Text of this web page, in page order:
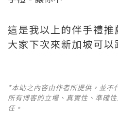
這是我以上的伴手禮推
大家下次來新加坡可
*本站之內容由作者所提供，並不
所有博客的立場、真實性、準確
任。